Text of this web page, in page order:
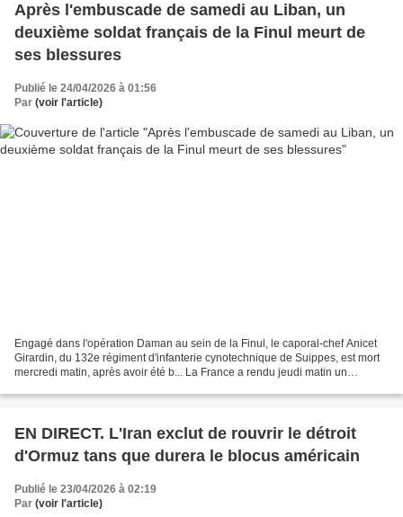
Après l'embuscade de samedi au Liban, un
deuxième soldat français de la Finul meurt de
ses blessures
Publié le 24/04/2026 à 01:56
Par (voir l'article)
Engagé dans ​l'opération Daman au ​sein de la ​Finul, le caporal-chef Anicet
Girardin, du 132e régiment d'infanterie cynotechnique de Suippes, est mort
mercredi matin, après avoir été b... La France a rendu jeudi matin un
EN DIRECT. L'Iran exclut de rouvrir le détroit
d'Ormuz tans que durera le blocus américain
Publié le 23/04/2026 à 02:19
Par (voir l'article)